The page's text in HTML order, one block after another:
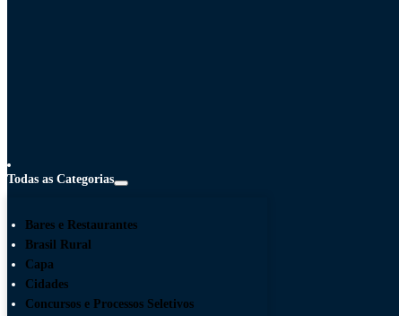
Todas as Categorias
Bares e Restaurantes
Brasil Rural
Capa
Cidades
Concursos e Processos Seletivos